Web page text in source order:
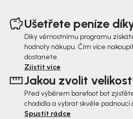
Ušetřete peníze
Díky věrnostnímu programu
hodnoty nákupu. Čím více
dostanete.
Zjistit více
Jakou zvolit
Před výběrem barefoot bot
chodidla a vybrat skvěle padnoucí
Spustit rádce